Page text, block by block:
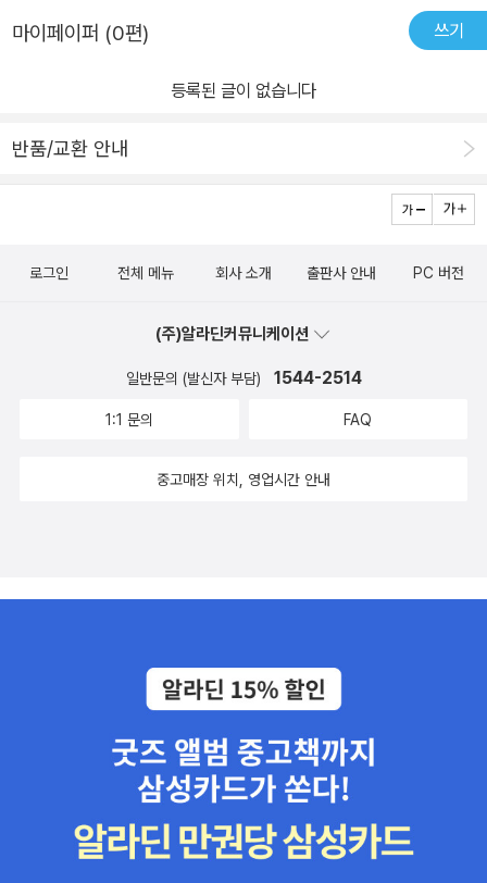
마이페이퍼 (0편) 쓰기
등록된 글이 없습니다
반품/교환 안내
로그인 전체 메뉴 회사 소개 출판사 안내 PC 버전
(주)알라딘커뮤니케이션
일반문의 (발신자 부담) 1544-2514
1:1 문의 FAQ
중고매장 위치, 영업시간 안내